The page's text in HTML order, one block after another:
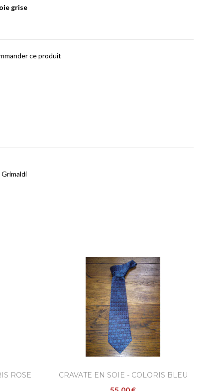
grise
ce produit
ROSE
CRAVATE EN SOIE - COLORIS BLEU